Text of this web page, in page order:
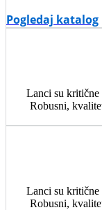
Pogledaj katalog
Lanci su kritične
Robusni,
Lanci su kritične
Robusni,